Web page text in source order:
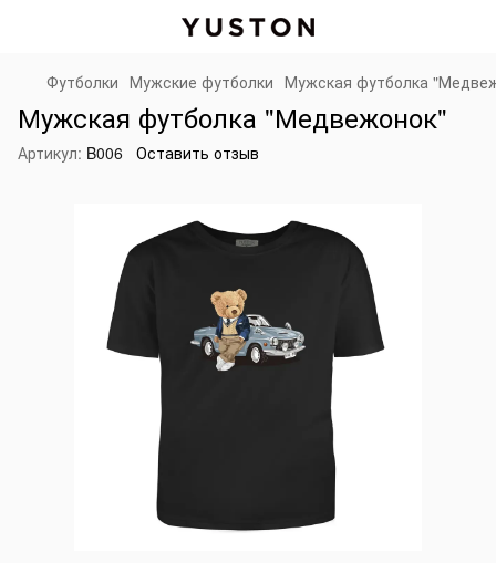
Футболки Мужские футболки Мужская футболка
Мужская футболка "Медвежонок"
Артикул: B006 Оставить отзыв